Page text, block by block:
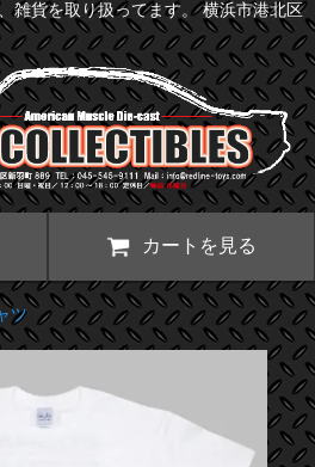
雑貨を取り扱ってます。 横浜市港北区
カートを見る
ツ